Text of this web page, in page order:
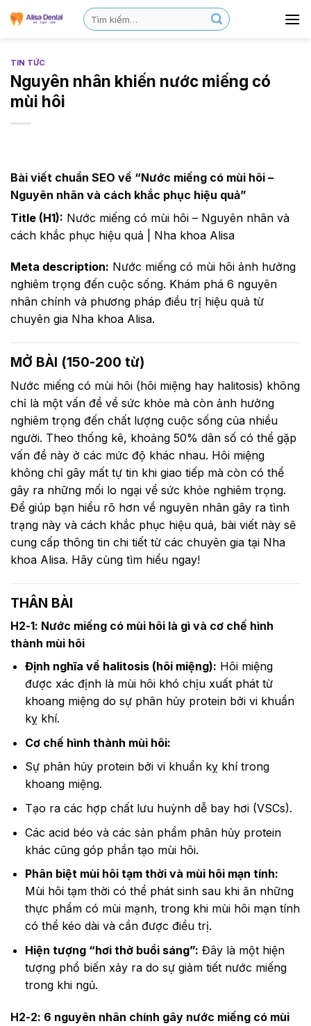
TIN TỨC
Nguyên nhân khiến nước miếng có
mùi hôi
Bài viết chuẩn SEO về “Nước miếng có mùi hôi –
Nguyên nhân và cách khắc phục hiệu quả”
Title (H1): Nước miếng có mùi hôi – Nguyên nhân và
cách khắc phục hiệu quả | Nha khoa Alisa
Meta description: Nước miếng có mùi hôi ảnh hưởng
nghiêm trọng đến cuộc sống. Khám phá 6 nguyên
nhân chính và phương pháp điều trị hiệu quả từ
chuyên gia Nha khoa Alisa.
MỞ BÀI (150-200 từ)
Nước miếng có mùi hôi (hôi miệng hay halitosis) không
chỉ là một vấn đề về sức khỏe mà còn ảnh hưởng
nghiêm trọng đến chất lượng cuộc sống của nhiều
người. Theo thống kê, khoảng 50% dân số có thể gặp
vấn đề này ở các mức độ khác nhau. Hôi miệng
không chỉ gây mất tự tin khi giao tiếp mà còn có thể
gây ra những mối lo ngại về sức khỏe nghiêm trọng.
Để giúp bạn hiểu rõ hơn về nguyên nhân gây ra tình
trạng này và cách khắc phục hiệu quả, bài viết này sẽ
cung cấp thông tin chi tiết từ các chuyên gia tại Nha
khoa Alisa. Hãy cùng tìm hiểu ngay!
THÂN BÀI
H2-1: Nước miếng có mùi hôi là gì và cơ chế hình
thành mùi hôi
Định nghĩa về halitosis (hôi miệng): Hôi miệng
được xác định là mùi hôi khó chịu xuất phát từ
khoang miệng do sự phân hủy protein bởi vi khuẩn
kỵ khí.
Cơ chế hình thành mùi hôi:
Sự phân hủy protein bởi vi khuẩn kỵ khí trong
khoang miệng.
Tạo ra các hợp chất lưu huỳnh dễ bay hơi (VSCs).
Các acid béo và các sản phẩm phân hủy protein
khác cũng góp phần tạo mùi hôi.
Phân biệt mùi hôi tạm thời và mùi hôi mạn tính:
Mùi hôi tạm thời có thể phát sinh sau khi ăn những
thực phẩm có mùi mạnh, trong khi mùi hôi mạn tính
có thể kéo dài và cần được điều trị.
Hiện tượng “hơi thở buổi sáng”: Đây là một hiện
tượng phổ biến xảy ra do sự giảm tiết nước miếng
trong khi ngủ.
H2-2: 6 nguyên nhân chính gây nước miếng có mùi